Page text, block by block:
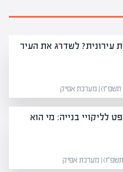
עירונית? לשדרג את העיר
לליקויי בנייה: מי הוא